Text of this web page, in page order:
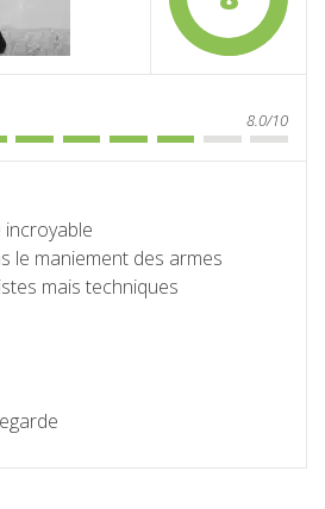
8.0/10
le maniement des armes
mais techniques